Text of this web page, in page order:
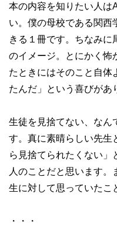
本の内容を知りたい人は
い。僕の母校である関西
きる１冊です。ちなみに
のイメージ。とにかく怖
たときにはそのこと自体
たんだ」という喜びがあ
生徒を見捨てない、なん
す。真に素晴らしい先生
ら見捨てられたくない」
人のことだと思います
生に対して思っていたこ
・・・